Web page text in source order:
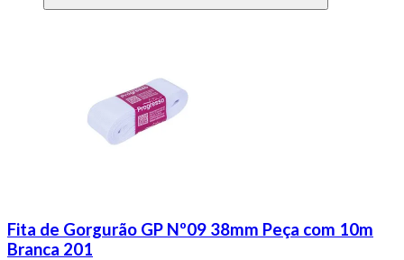
Fita de Gorgurão GP Nº09 38mm Peça com 10m
Branca 201